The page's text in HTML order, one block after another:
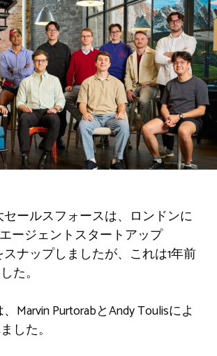
セールスフォースは、ロンドンに
ージェントスタートアップ
スナップしましたが、これは1年前
た。
Marvin PurtorabとAndy Toulisによ
した。